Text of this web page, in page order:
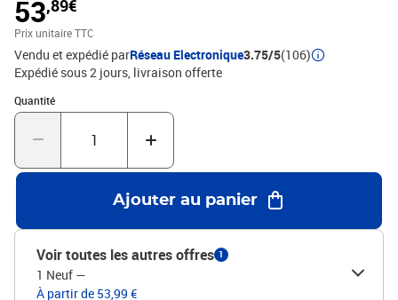
organisée. De plus, l'organisateur de chaussures est facile à
nettoyer avec un chiffon humide.Couleur : Gris bétonMatériau :
bois d'ingénierieDimensions : 60 x 35 x 92 cm (L x l x
H)L'assemblage est requisATTENTION: afin d'éviter qu'il ne
bascule, ce produit doit être utilisé avec le dispositif de fixation
murale fourni.Legal Documents:Vous trouverez ici plus de détails
sur la façon d'empêcher vos meubles de basculer
53,89€
Prix unitaire TTC
Vendu et expédié parRéseau Electronique3.75/5(106)
Expédié sous 2 jours livraison offerte
Quantité
Quantité : 1
Ajouter au panier
Voir toutes les autres offres 1
1 Neuf —
À partir de 53,99 €